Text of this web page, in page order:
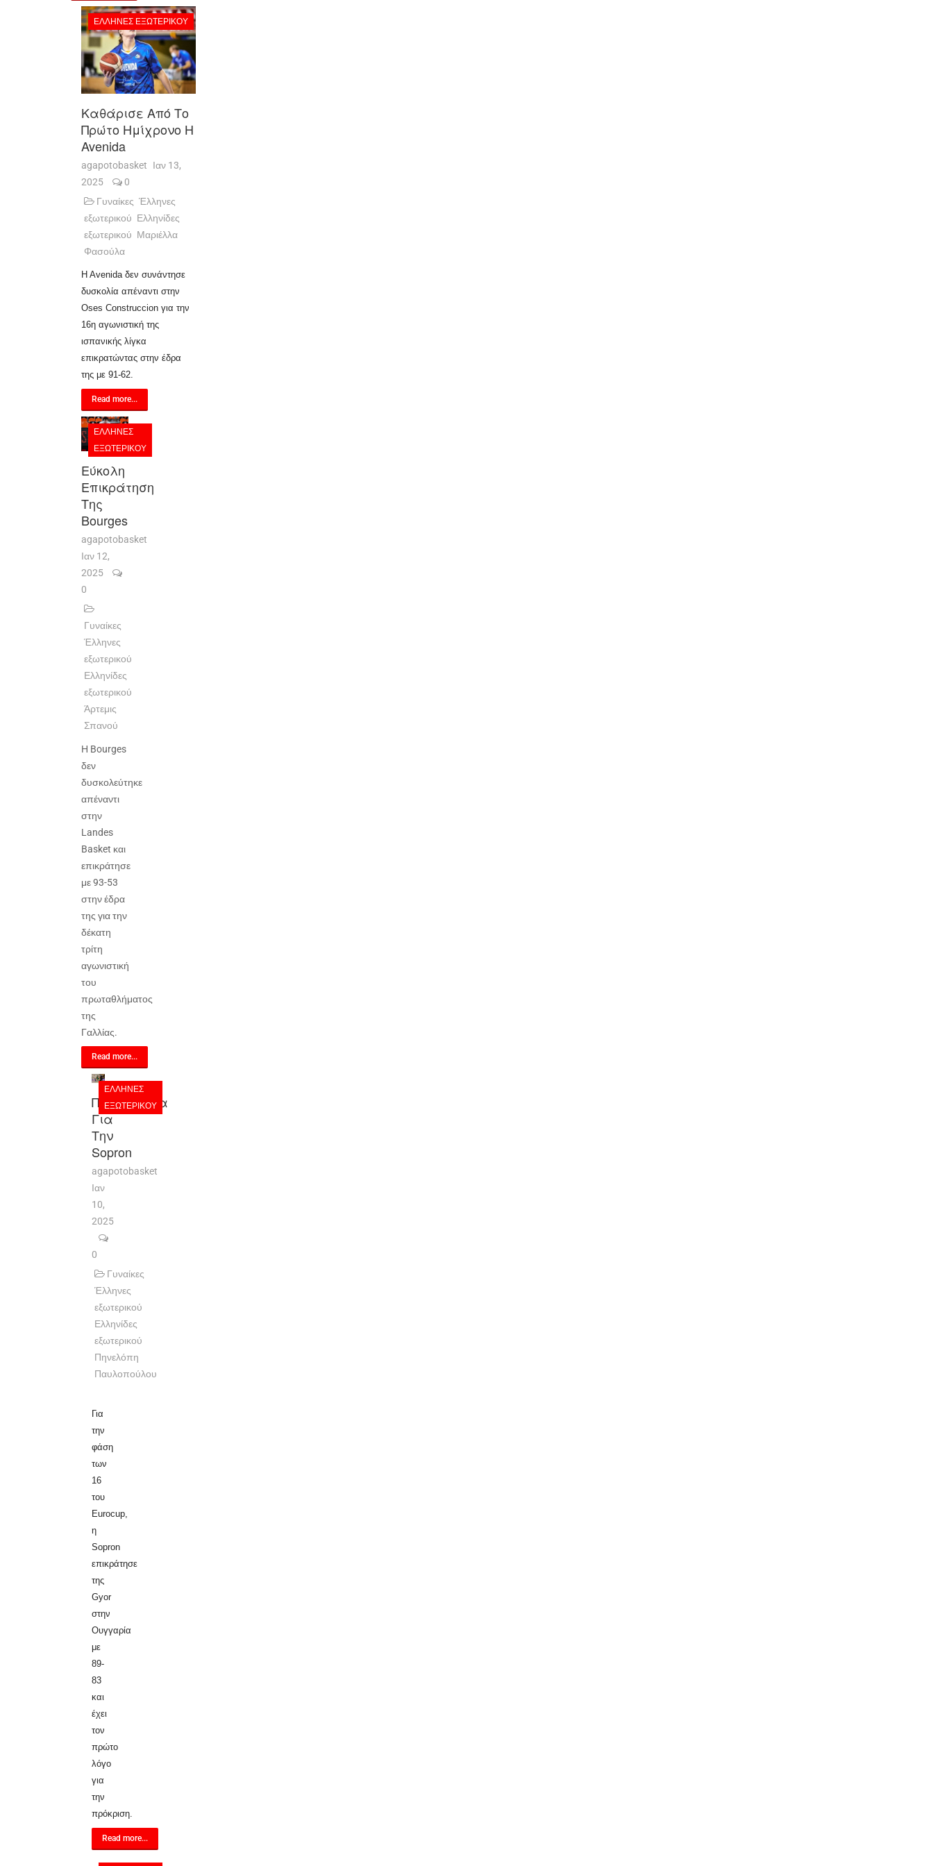
ΈΛΛΗΝΕΣ ΕΞΩΤΕΡΙΚΟΎ
Καθάρισε Από Το
Πρώτο Ημίχρονο Η
Avenida
agapotobasket
Ιαν 13,
2025
0
Γυναίκες Έλληνες
εξωτερικού Ελληνίδες
εξωτερικού Μαριέλλα
Φασούλα
H Avenida δεν συνάντησε
δυσκολία απέναντι στην
Oses Construccion για την
16η αγωνιστική της
ισπανικής λίγκα
επικρατώντας στην έδρα
της με 91-62.
Read more...
ΈΛΛΗΝΕΣ
ΕΞΩΤΕΡΙΚΟΎ
Εύκολη
Επικράτηση
Της
Bourges
agapotobasket
Ιαν 12,
2025
0
Γυναίκες
Έλληνες
εξωτερικού
Ελληνίδες
εξωτερικού
Άρτεμις
Σπανού
Η Bourges
δεν
δυσκολεύτηκε
απέναντι
στην
Landes
Basket και
επικράτησε
με 93-53
στην έδρα
της για την
δέκατη
τρίτη
αγωνιστική
του
πρωταθλήματος
της
Γαλλίας.
Read more...
ΈΛΛΗΝΕΣ
ΕΞΩΤΕΡΙΚΟΎ
Προβάδισμα
Για
Την
Sopron
agapotobasket
Ιαν
10,
2025
0
Γυναίκες
Έλληνες
εξωτερικού
Ελληνίδες
εξωτερικού
Πηνελόπη
Παυλοπούλου
Για
την
φάση
των
16
του
Eurocup,
η
Sopron
επικράτησε
της
Gyor
στην
Ουγγαρία
με
89-
83
και
έχει
τον
πρώτο
λόγο
για
την
πρόκριση.
Read more...